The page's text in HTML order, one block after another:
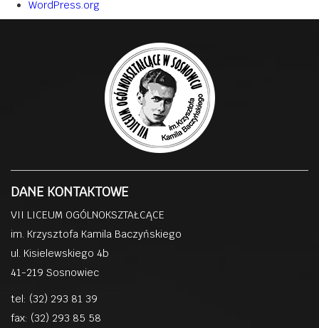
WordPress.org
DANE KONTAKTOWE
VII LICEUM OGÓLNOKSZTAŁCĄCE
im. Krzysztofa Kamila Baczyńskiego
ul. Kisielewskiego 4b
41-219 Sosnowiec
tel: (32) 293 81 39
fax: (32) 293 85 58